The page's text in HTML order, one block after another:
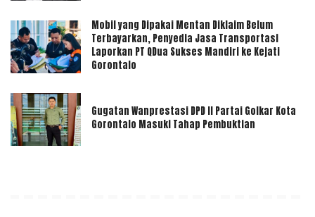
Mobil yang Dipakai Mentan Diklaim Belum
Terbayarkan, Penyedia Jasa Transportasi
Laporkan PT QDua Sukses Mandiri ke Kejati
Gorontalo
Gugatan Wanprestasi DPD II Partai Golkar Kota
Gorontalo Masuki Tahap Pembuktian